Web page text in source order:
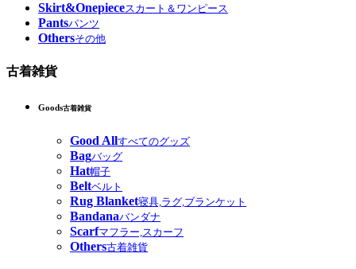
Skirt&Onepieceスカート＆ワンピース
Pantsパンツ
Othersその他
古着雑貨
Goods古着雑貨
Good Allすべてのグッズ
Bagバッグ
Hat帽子
Beltベルト
Rug Blanket寝具,ラグ,ブランケット
Bandanaバンダナ
Scarfマフラー,スカーフ
Others古着雑貨